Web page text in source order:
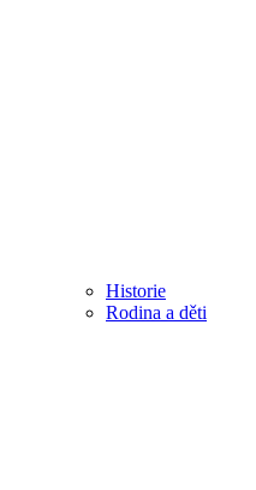
Historie
Rodina a děti